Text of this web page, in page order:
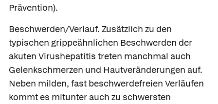
Prävention).
Beschwerden/Verlauf. Zusätzlich zu den
typischen grippeähnlichen Beschwerden der
akuten Virushepatitis treten manchmal auch
Gelenkschmerzen und Hautveränderungen auf.
Neben milden, fast beschwerdefreien Verläufen
kommt es mitunter auch zu schwersten